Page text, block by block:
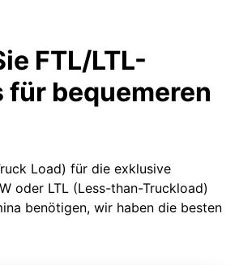
FTL/LTL-
für bequemeren
Load) für die exklusive
oder LTL (Less-than-Truckload)
benötigen, wir haben die besten